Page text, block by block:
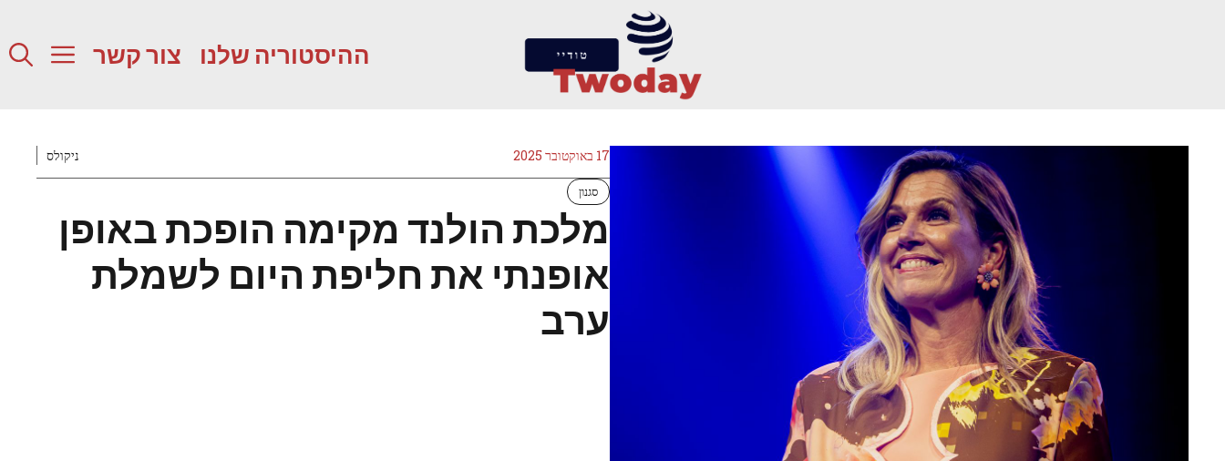
ההיסטוריה שלנו צור קשר
17 באוקטובר 2025 ניקולס
סגנון
מלכת הולנד מקימה הופכת באופן
אופנתי את חליפת היום לשמלת
ערב